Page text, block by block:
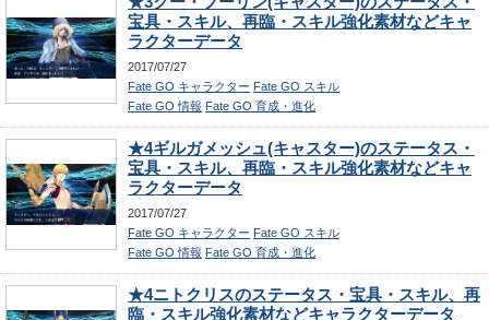
宝具・スキル、再臨・スキル強化素材などキャ
ラクターデータ
2017/07/27
Fate GO キャラクター Fate GO スキル
Fate GO 情報 Fate GO 育成・進化
★4ギルガメッシュ(キャスター)のステータス・
宝具・スキル、再臨・スキル強化素材などキャ
ラクターデータ
2017/07/27
Fate GO キャラクター Fate GO スキル
Fate GO 情報 Fate GO 育成・進化
★4ニトクリスのステータス・宝具・スキル、再
臨・スキル強化素材などキャラクターデータ